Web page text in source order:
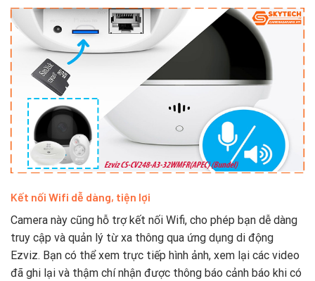
Kết nối Wifi dễ dàng, tiện lợi
Camera này cũng hỗ trợ kết nối Wifi, cho phép bạn dễ dàng
truy cập và quản lý từ xa thông qua ứng dụng di động
Ezviz. Bạn có thể xem trực tiếp hình ảnh, xem lại các video
đã ghi lại và thậm chí nhận được thông báo cảnh báo khi có